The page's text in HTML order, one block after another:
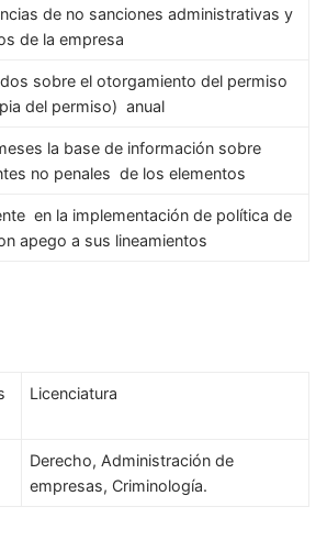
de no sanciones administrativas y
de la empresa
sobre el otorgamiento del permiso
del permiso) anual
la base de información sobre
no penales de los elementos
en la implementación de política de
apego a sus lineamientos
Licenciatura
Derecho, Administración de
empresas, Criminología.